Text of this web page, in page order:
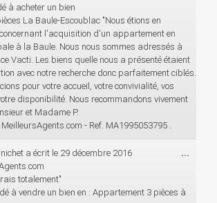
à acheter un bien
La Baule-Escoublac "Nous étions en
l'acquisition d'un appartement en
à la Baule. Nous nous sommes adressés à
Vacti. Les biens quelle nous a présenté étaient
avec notre recherche donc parfaitement ciblés.
pour votre accueil, votre convivialité, vos
disponibilité. Nous recommandons vivement
et Madame P.
- Ref. MA1995053795 .
a écrit le 29 décembre 2016
totalement"
à vendre un bien en : Appartement 3 pièces à
...